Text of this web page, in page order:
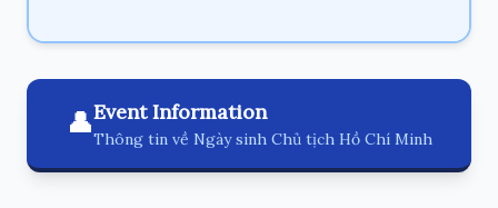
👤Event Information
Thông tin về Ngày sinh Chủ tịch Hồ Chí Minh